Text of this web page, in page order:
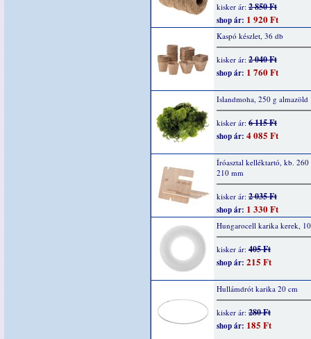
kisker ár: 2 850 Ft
shop ár: 1 920 Ft
Kaspó készlet, 36 db
kisker ár: 2 040 Ft
shop ár: 1 760 Ft
Islandmoha, 250 g almazöld
kisker ár: 6 115 Ft
shop ár: 4 085 Ft
Íróasztal kelléktartó, kb.
210 mm
kisker ár: 2 035 Ft
shop ár: 1 330 Ft
Hungarocell karika kerek,
kisker ár: 405 Ft
shop ár: 215 Ft
Hullámdrót karika 20 cm
kisker ár: 280 Ft
shop ár: 185 Ft